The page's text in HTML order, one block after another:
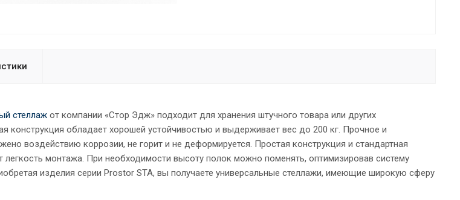
стеллаж от компании «Стор Эдж» подходит для хранения штучного товара или других
конструкция обладает хорошей устойчивостью и выдерживает вес до 200 кг. Прочное и
воздействию коррозии, не горит и не деформируется. Простая конструкция и стандартная
легкость монтажа. При необходимости высоту полок можно поменять, оптимизировав систему
изделия серии Prostor STA, вы получаете универсальные стеллажи, имеющие широкую сферу